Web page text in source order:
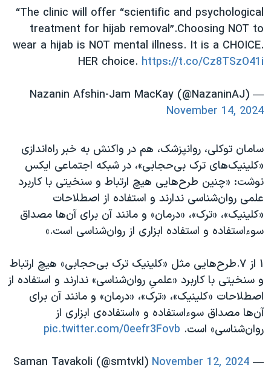
“The clinic will offer “scientific and psychological
treatment for hijab removal”.Choosing NOT to
wear a hijab is NOT mental illness. It is a CHOICE.
HER choice. https://t.co/Cz8TSzO41i
— Nazanin Afshin-Jam MacKay (@NazaninAJ)
November 14, 2024
سامان توکلی، روانپزشک، هم در واکنش به خبر راه‌اندازی
«کلینیک‌های ترک بی‌حجابی»، در شبکه اجتماعی ایکس
نوشت: «چنین طرح‌هایی هیچ ارتباط و سنخیتی با کاربرد
علمی روان‌شناسی ندارند و استفاده از اصطلاحات
«کلینیک»، «ترک»، «درمان» و مانند آن برای آن‌ها مصداق
سوءاستفاده و استفاده‌ ابزاری از روان‌شناسی است.»
١ از ٧.طرح‌هایی مثل «کلینیک ترک بی‌حجابی» هیچ ارتباط
و سنخیتی با کاربرد «علمیِ روان‌شناسی» ندارند و استفاده از
اصطلاحات «کلینیک»، «ترک»، «درمان» و مانند آن برای
آن‌ها مصداق سوءاستفاده و «استفاده‌ی ابزاری از
روان‌شناسی» است. pic.twitter.com/0eefr3Fovb
— Saman Tavakoli (@smtvkl)
November 12, 2024